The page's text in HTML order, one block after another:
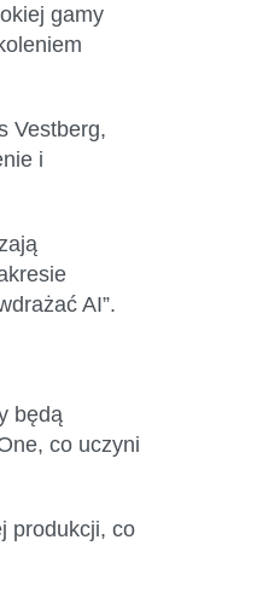
gamy
Vestberg,
i
AI”.
będą
co uczyni
produkcji, co